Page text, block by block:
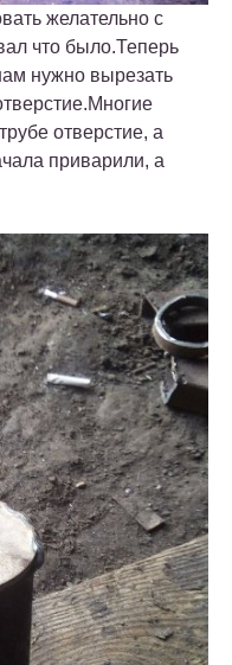
желательно с
что было.Теперь
нужно вырезать
отверстие, а
приварили, а